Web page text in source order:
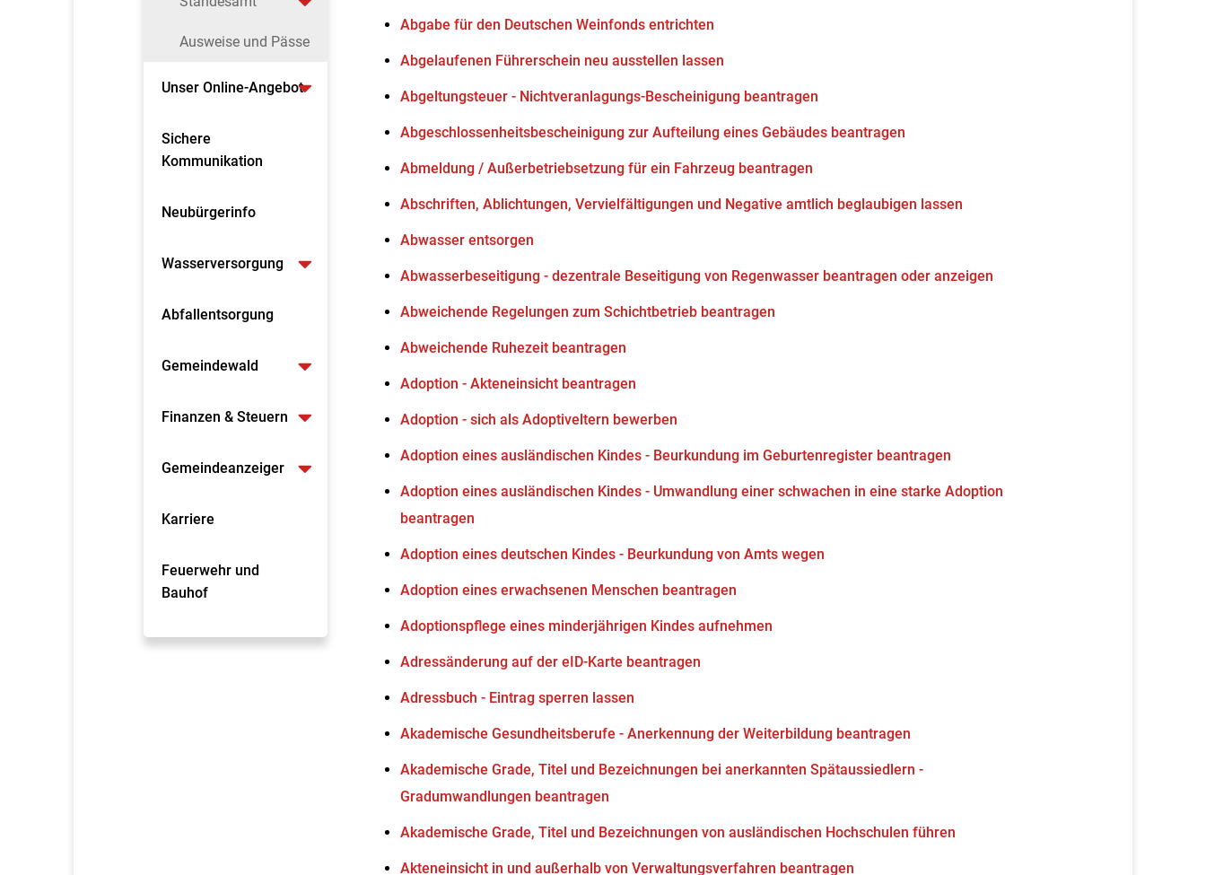
Ausweise und Pässe
Unser Online-Angebot
Sichere
Kommunikation
Neubürgerinfo
Wasserversorgung
Abfallentsorgung
Gemeindewald
Finanzen & Steuern
Gemeindeanzeiger
Karriere
Feuerwehr und
Bauhof
Abgabe für den Deutschen Weinfonds entrichten
Abgelaufenen Führerschein neu ausstellen lassen
Abgeltungsteuer - Nichtveranlagungs-Bescheinigung beantragen
Abgeschlossenheitsbescheinigung zur Aufteilung eines Gebäudes beantragen
Abmeldung / Außerbetriebsetzung für ein Fahrzeug beantragen
Abschriften, Ablichtungen, Vervielfältigungen und Negative amtlich beglaubigen lassen
Abwasser entsorgen
Abwasserbeseitigung - dezentrale Beseitigung von Regenwasser beantragen oder anzeigen
Abweichende Regelungen zum Schichtbetrieb beantragen
Abweichende Ruhezeit beantragen
Adoption - Akteneinsicht beantragen
Adoption - sich als Adoptiveltern bewerben
Adoption eines ausländischen Kindes - Beurkundung im Geburtenregister beantragen
Adoption eines ausländischen Kindes - Umwandlung einer schwachen in eine starke Adoption
beantragen
Adoption eines deutschen Kindes - Beurkundung von Amts wegen
Adoption eines erwachsenen Menschen beantragen
Adoptionspflege eines minderjährigen Kindes aufnehmen
Adressänderung auf der eID-Karte beantragen
Adressbuch - Eintrag sperren lassen
Akademische Gesundheitsberufe - Anerkennung der Weiterbildung beantragen
Akademische Grade, Titel und Bezeichnungen bei anerkannten Spätaussiedlern -
Gradumwandlungen beantragen
Akademische Grade, Titel und Bezeichnungen von ausländischen Hochschulen führen
Akteneinsicht in und außerhalb von Verwaltungsverfahren beantragen